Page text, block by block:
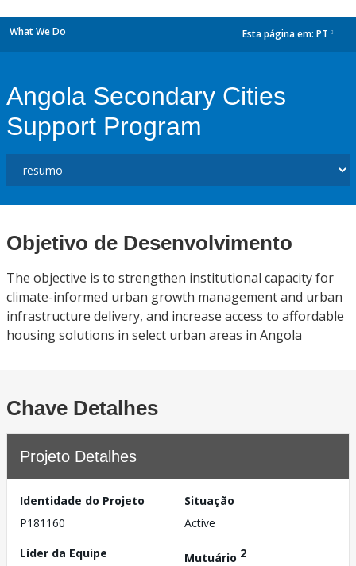
What We Do Esta página em: PT
Angola Secondary Cities
Support Program
Objetivo de Desenvolvimento
The objective is to strengthen institutional capacity for
climate-informed urban growth management and urban
infrastructure delivery, and increase access to affordable
housing solutions in select urban areas in Angola
Chave Detalhes
Projeto Detalhes
Identidade do Projeto
P181160
Situação
Active
Líder da Equipe
Mutuário 2